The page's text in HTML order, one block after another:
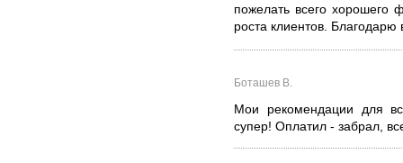
пожелать всего хорошего
роста клиентов. Благодарю
Боташев В.
Мои рекомендации для
супер! Оплатил - забрал,